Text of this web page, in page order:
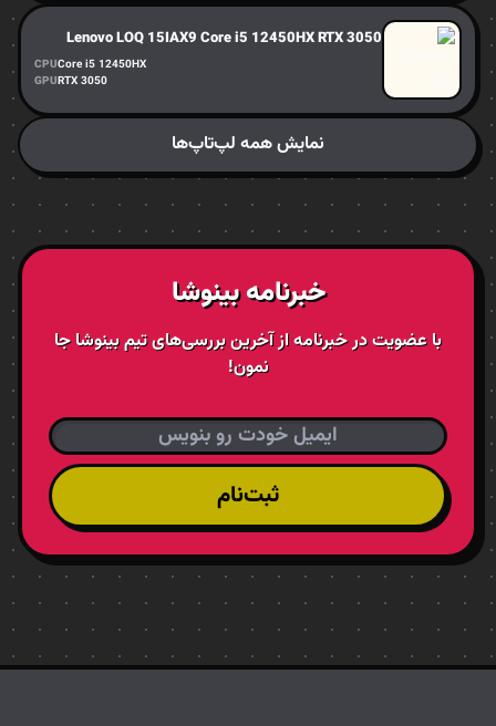
Lenovo LOQ 15IAX9 Core i5 12450HX RTX 3050
CPUCore i5 12450HX
GPURTX 3050
نمایش همه لپ‌تاپ‌ها
خبرنامه بینوشا
با عضویت در خبرنامه از آخرین بررسی‌های تیم بینوشا جا
نمون!
ثبت‌نام